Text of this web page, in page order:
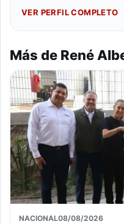
VER PERFIL COMPLETO
Más de René
NACIONAL08/08/2026